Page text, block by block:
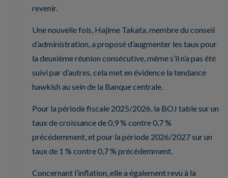
revenir.
Une nouvelle fois, Hajime Takata, membre du conseil
d’administration, a proposé d’augmenter les taux pour
la deuxième réunion consécutive, même s’il n’a pas été
suivi par d’autres, cela met en évidence la tendance
hawkish au sein de la Banque centrale.
Pour la période fiscale 2025/2026, la BOJ table sur un
taux de croissance de 0,9 % contre 0,7 %
précédemment, et pour la période 2026/2027 sur un
taux de 1 % contre 0,7 % précédemment.
Concernant l’inflation, elle a également revu à la